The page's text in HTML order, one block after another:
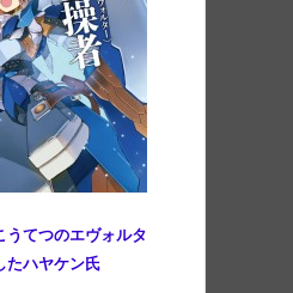
うてつのエヴォルタ
たハヤケン氏